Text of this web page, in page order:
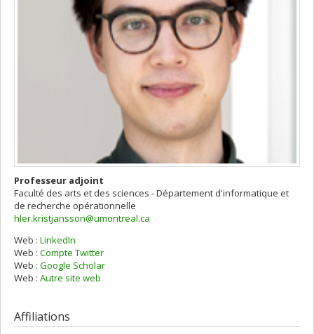
Professeur adjoint
Faculté des arts et des sciences - Département d'informatique et
de recherche opérationnelle
hler.kristjansson@umontreal.ca
Web : LinkedIn
Web : Compte Twitter
Web : Google Scholar
Web : Autre site web
Affiliations